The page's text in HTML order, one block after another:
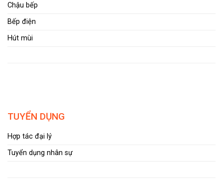
Chậu bếp
Bếp điện
Hút mùi
TUYỂN DỤNG
Hợp tác đại lý
Tuyển dụng nhân sự